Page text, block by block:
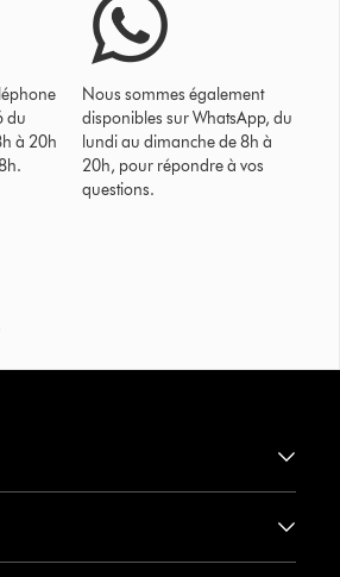
du
à 20h
Nous sommes également
disponibles sur WhatsApp, du
lundi au dimanche de 8h à
20h, pour répondre à vos
questions.